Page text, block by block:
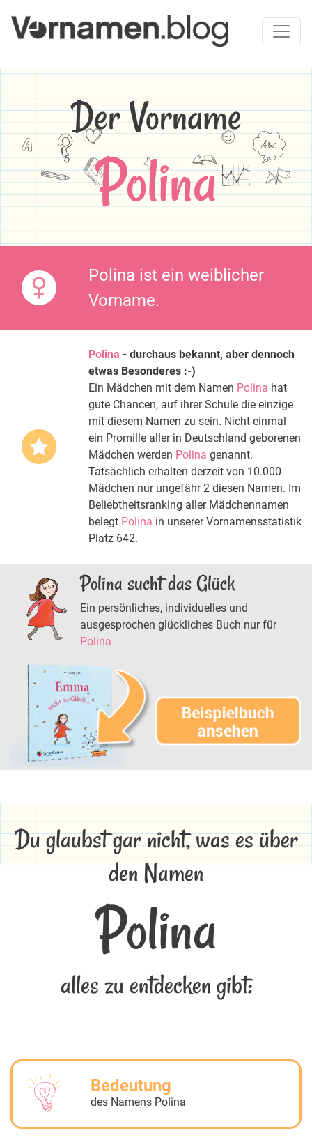
Der Vorname
Polina
Polina ist ein weiblicher
Vorname.
Polina - durchaus bekannt, aber dennoch
etwas Besonderes :-)
Ein Mädchen mit dem Namen Polina hat
gute Chancen, auf ihrer Schule die einzige
mit diesem Namen zu sein. Nicht einmal
ein Promille aller in Deutschland geborenen
Mädchen werden Polina genannt.
Tatsächlich erhalten derzeit von 10.000
Mädchen nur ungefähr 2 diesen Namen. Im
Beliebtheitsranking aller Mädchennamen
belegt Polina in unserer Vornamensstatistik
Platz 642.
Polina sucht das Glück
Ein persönliches, individuelles und
ausgesprochen glückliches Buch nur für
Polina
Du glaubst gar nicht, was es über
den Namen
Polina
alles zu entdecken gibt:
Bedeutung
des Namens Polina